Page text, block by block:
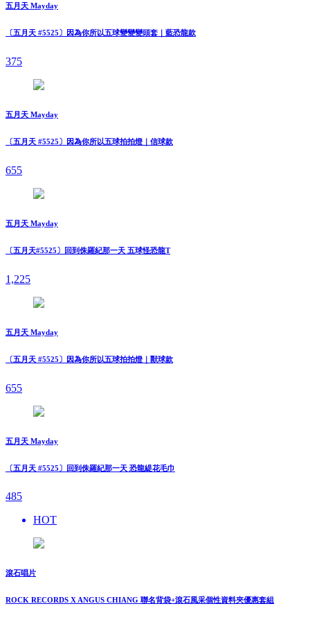
五月天 Mayday
〔五月天 #5525〕因為你所以五球變變變頭套｜藍恐龍款
375
五月天 Mayday
〔五月天 #5525〕因為你所以五球拍拍燈｜信球款
655
五月天 Mayday
〔五月天#5525〕回到侏羅紀那一天 五球怪恐龍T
1,225
五月天 Mayday
〔五月天 #5525〕因為你所以五球拍拍燈｜獸球款
655
五月天 Mayday
〔五月天 #5525〕回到侏羅紀那一天 恐龍緹花毛巾
485
HOT
滾石唱片
ROCK RECORDS X ANGUS CHIANG 聯名背袋+滾石風采個性資料夾優惠套組